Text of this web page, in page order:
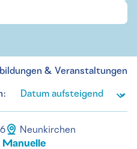
& Veranstaltungen
Neunkirchen